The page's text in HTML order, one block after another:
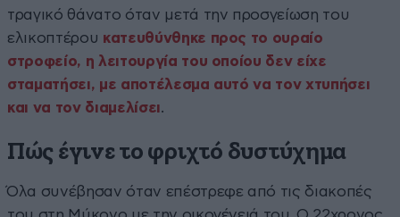
τραγικό θάνατο όταν μετά την προσγείωση του
ελικοπτέρου κατευθύνθηκε προς το ουραίο
στροφείο, η λειτουργία του οποίου δεν είχε
σταματήσει, με αποτέλεσμα αυτό να τον χτυπήσει
και να τον διαμελίσει.
Πώς έγινε το φριχτό δυστύχημα
Όλα συνέβησαν όταν επέστρεφε από τις διακοπές